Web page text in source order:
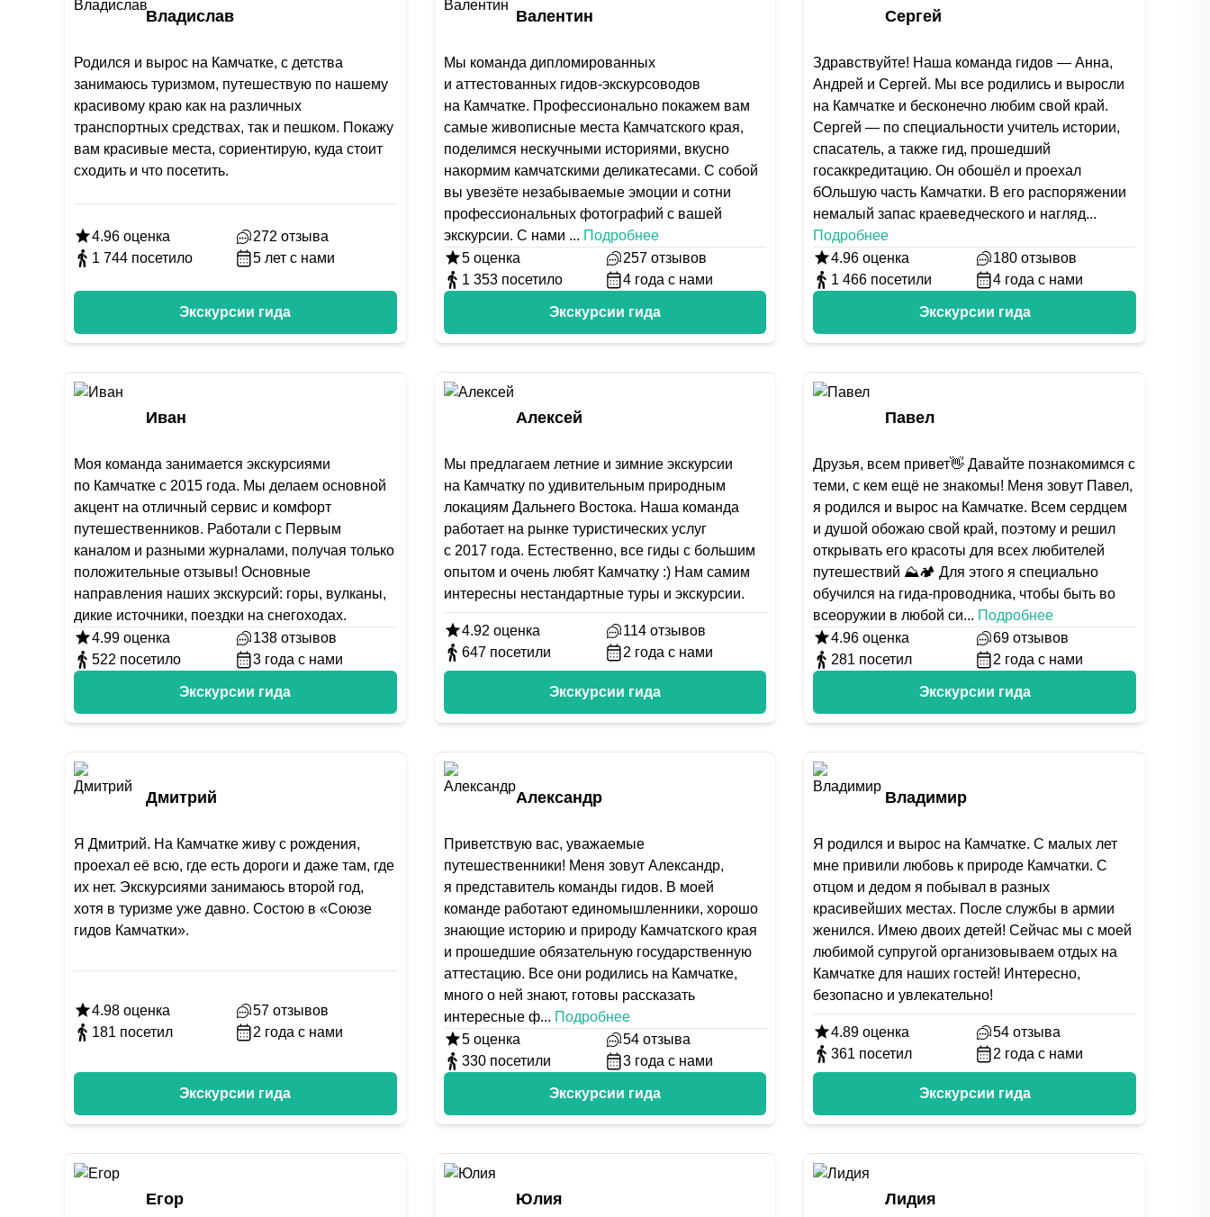
Владислав
Родился и вырос на Камчатке, с детства
занимаюсь туризмом, путешествую по нашему
красивому краю как на различных
транспортных средствах, так и пешком. Покажу
вам красивые места, сориентирую, куда стоит
сходить и что посетить.
4.96 оценка 272 отзыва
1 744 посетило 5 лет с нами
Экскурсии гида
Валентин
Мы команда дипломированных
и аттестованных гидов-экскурсоводов
на Камчатке. Профессионально покажем вам
самые живописные места Камчатского края,
поделимся нескучными историями, вкусно
накормим камчатскими деликатесами. С собой
вы увезёте незабываемые эмоции и сотни
профессиональных фотографий с вашей
экскурсии. С нами ... Подробнее
5оценка 257 отзывов
1 353 посетило 4 года с нами
Экскурсии гида
Сергей
Здравствуйте! Наша команда гидов — Анна,
Андрей и Сергей. Мы все родились и выросли
на Камчатке и бесконечно любим свой край.
Сергей — по специальности учитель истории,
спасатель, а также гид, прошедший
госаккредитацию. Он обошёл и проехал
бОльшую часть Камчатки. В его распоряжении
немалый запас краеведческого и нагляд...
Подробнее
4.96 оценка 180 отзывов
1 466 посетили 4 года с нами
Экскурсии гида
Иван
Моя команда занимается экскурсиями
по Камчатке с 2015 года. Мы делаем основной
акцент на отличный сервис и комфорт
путешественников. Работали с Первым
каналом и разными журналами, получая только
положительные отзывы! Основные
направления наших экскурсий: горы, вулканы,
дикие источники, поездки на снегоходах.
4.99 оценка 138 отзывов
522 посетило 3 года с нами
Экскурсии гида
Алексей
Мы предлагаем летние и зимние экскурсии
на Камчатку по удивительным природным
локациям Дальнего Востока. Наша команда
работает на рынке туристических услуг
с 2017 года. Естественно, все гиды с большим
опытом и очень любят Камчатку :) Нам самим
интересны нестандартные туры и экскурсии.
4.92 оценка 114 отзывов
647 посетили 2 года с нами
Экскурсии гида
Павел
Друзья, всем привет👋 Давайте познакомимся с
теми, с кем ещё не знакомы! Меня зовут Павел,
я родился и вырос на Камчатке. Всем сердцем
и душой обожаю свой край, поэтому и решил
открывать его красоты для всех любителей
путешествий ⛰🏕 Для этого я специально
обучился на гида-проводника, чтобы быть во
всеоружии в любой си... Подробнее
4.96 оценка 69 отзывов
281 посетил 2 года с нами
Экскурсии гида
Дмитрий
Я Дмитрий. На Камчатке живу с рождения,
проехал её всю, где есть дороги и даже там, где
их нет. Экскурсиями занимаюсь второй год,
хотя в туризме уже давно. Состою в «Союзе
гидов Камчатки».
4.98 оценка 57 отзывов
181 посетил 2 года с нами
Экскурсии гида
Александр
Приветствую вас, уважаемые
путешественники! Меня зовут Александр,
я представитель команды гидов. В моей
команде работают единомышленники, хорошо
знающие историю и природу Камчатского края
и прошедшие обязательную государственную
аттестацию. Все они родились на Камчатке,
много о ней знают, готовы рассказать
интересные ф... Подробнее
5оценка 54 отзыва
330 посетили 3 года с нами
Экскурсии гида
Владимир
Я родился и вырос на Камчатке. С малых лет
мне привили любовь к природе Камчатки. С
отцом и дедом я побывал в разных
красивейших местах. После службы в армии
женился. Имею двоих детей! Сейчас мы с моей
любимой супругой организовываем отдых на
Камчатке для наших гостей! Интересно,
безопасно и увлекательно!
4.89 оценка 54 отзыва
361 посетил 2 года с нами
Экскурсии гида
Егор Юлия Лидия